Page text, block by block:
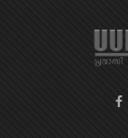
ശക്തി
ബാസറ്റ്ലോ